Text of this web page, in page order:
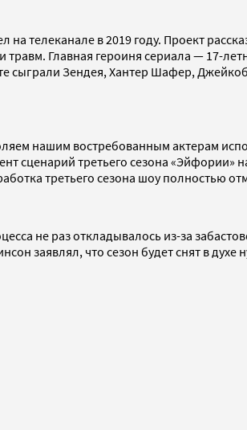
телеканале в 2019 году. Проект
Главная героиня сериала — 17-
сыграли Зендея, Хантер Шафер,
нашим востребованным актерам
сценарий третьего сезона «Эйфории»
третьего сезона шоу полностью
не раз откладывалось из-за
заявлял, что сезон будет снят в духе